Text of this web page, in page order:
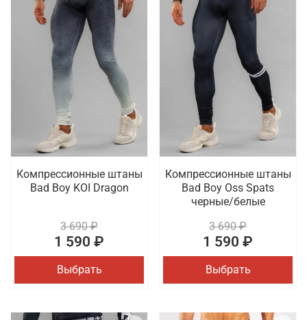
Компрессионные штаны
Bad Boy KOI Dragon
3 690 ₽
1 590 ₽
Выбрать
Компрессионные штаны
Bad Boy Oss Spats
черные/белые
3 690 ₽
1 590 ₽
Выбрать